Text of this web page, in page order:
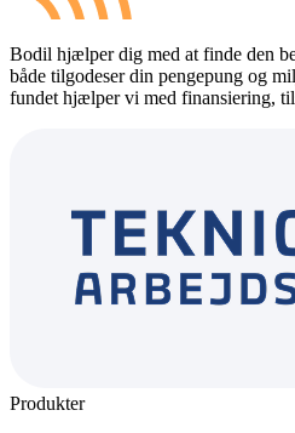
Bodil hjælper dig med at finde den
både tilgodeser din pengepung og
fundet hjælper vi med finansiering,
Produkter